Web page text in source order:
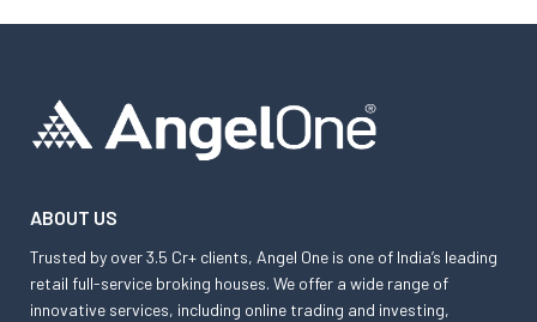
ABOUT US
Trusted by over 3.5 Cr+ clients, Angel One is one of India’s leading
retail full-service broking houses. We offer a wide range of
innovative services, including online trading and investing,